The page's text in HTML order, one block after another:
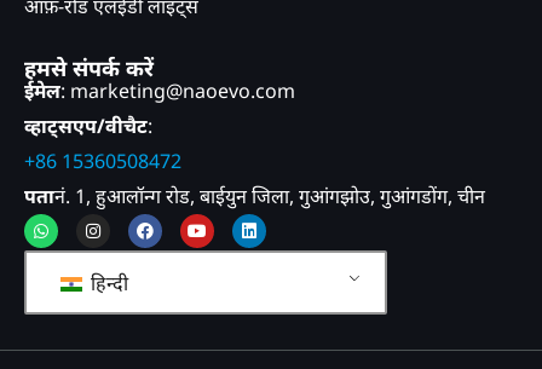
ऑफ़-रोड एलईडी लाइट्स
हमसे संपर्क करें
ईमेल: marketing@naoevo.com
व्हाट्सएप/वीचैट:
+86 15360508472
पतानं. 1, हुआलॉन्ग रोड, बाईयुन जिला, गुआंगझोउ, गुआंगडोंग, चीन
व्हाट्सएपइंस्टाग्रामफेसबुक यूट्यूब लिंक्डइन
हिन्दी